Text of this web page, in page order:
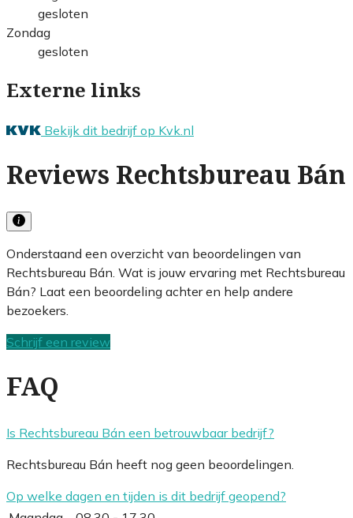
gesloten
Zondag
gesloten
Externe links
Bekijk dit bedrijf op Kvk.nl
Reviews Rechtsbureau Bán
Onderstaand een overzicht van beoordelingen van
Rechtsbureau Bán. Wat is jouw ervaring met Rechtsbureau
Bán? Laat een beoordeling achter en help andere
bezoekers.
Schrijf een review
FAQ
Is Rechtsbureau Bán een betrouwbaar bedrijf?
Rechtsbureau Bán heeft nog geen beoordelingen.
Op welke dagen en tijden is dit bedrijf geopend?